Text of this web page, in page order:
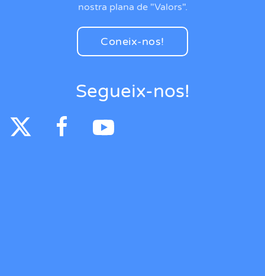
nostra plana de "Valors".
Coneix-nos!
Segueix-nos!